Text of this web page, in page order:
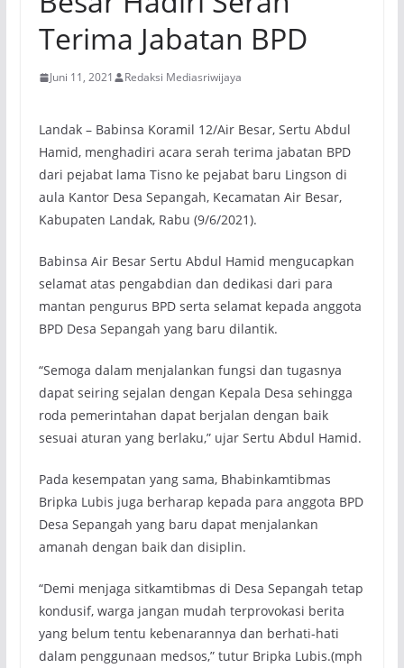
Terima Jabatan BPD
Juni 11, 2021 Redaksi Mediasriwijaya
Landak – Babinsa Koramil 12/Air Besar, Sertu Abdul
Hamid, menghadiri acara serah terima jabatan BPD
dari pejabat lama Tisno ke pejabat baru Lingson di
aula Kantor Desa Sepangah, Kecamatan Air Besar,
Kabupaten Landak, Rabu (9/6/2021).
Babinsa Air Besar Sertu Abdul Hamid mengucapkan
selamat atas pengabdian dan dedikasi dari para
mantan pengurus BPD serta selamat kepada anggota
BPD Desa Sepangah yang baru dilantik.
“Semoga dalam menjalankan fungsi dan tugasnya
dapat seiring sejalan dengan Kepala Desa sehingga
roda pemerintahan dapat berjalan dengan baik
sesuai aturan yang berlaku,” ujar Sertu Abdul Hamid.
Pada kesempatan yang sama, Bhabinkamtibmas
Bripka Lubis juga berharap kepada para anggota BPD
Desa Sepangah yang baru dapat menjalankan
amanah dengan baik dan disiplin.
“Demi menjaga sitkamtibmas di Desa Sepangah tetap
kondusif, warga jangan mudah terprovokasi berita
yang belum tentu kebenarannya dan berhati-hati
dalam penggunaan medsos,” tutur Bripka Lubis.(mph